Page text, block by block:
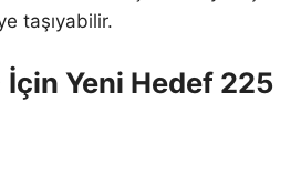
taşıyabilir.
İçin Yeni Hedef 225